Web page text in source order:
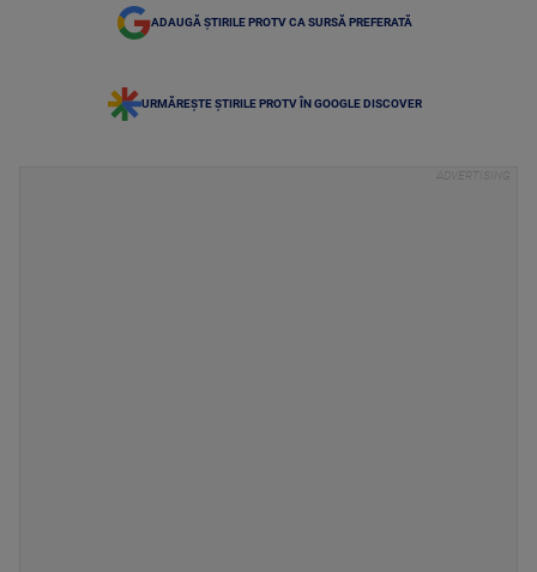
ADAUGĂ ȘTIRILE PROTV CA SURSĂ PREFERATĂ
URMĂREȘTE ȘTIRILE PROTV ÎN GOOGLE DISCOVER